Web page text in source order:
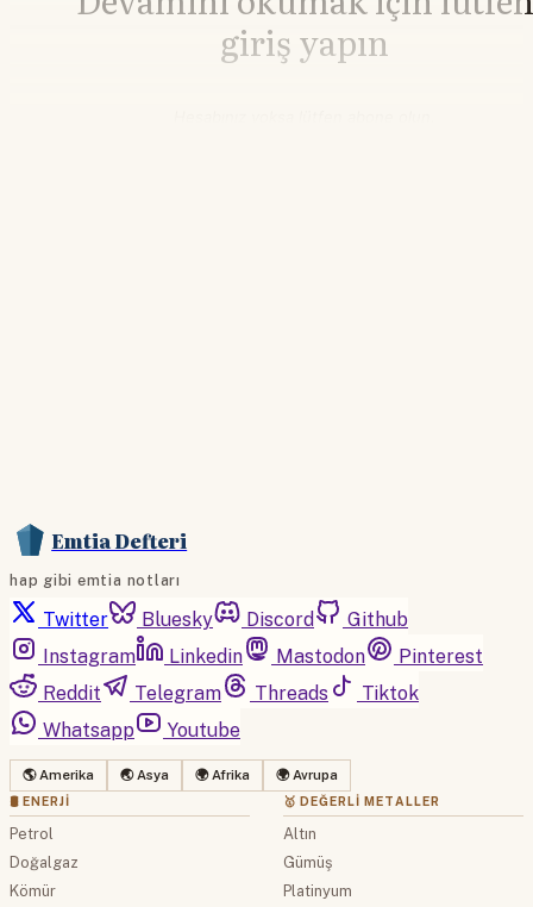
giriş yapın
Emtia Defteri
hap gibi emtia notları
Twitter Bluesky Discord
Github
Instagram
Linkedin Mastodon
Pinterest
Reddit
Telegram Threads
Tiktok
Whatsapp
Youtube
🌎 Amerika 🌏 Asya 🌍 Afrika 🌍 Avrupa
🛢 ENERJI
Petrol
Doğalgaz
Kömür
🥇 DEĞERLI METALLER
Altın
Gümüş
Platinyum